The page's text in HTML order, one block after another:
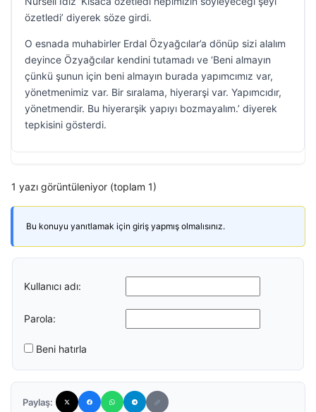
özetledi’ diyerek söze girdi.
O esnada muhabirler Erdal Özyağcılar’a dönüp sizi alalım
deyince Özyağcılar kendini tutamadı ve ‘Beni almayın
çünkü şunun için beni almayın burada yapımcımız var,
yönetmenimiz var. Bir sıralama, hiyerarşi var. Yapımcıdır,
yönetmendir. Bu hiyerarşik yapıyı bozmayalım.’ diyerek
tepkisini gösterdi.
1 yazı görüntüleniyor (toplam 1)
Bu konuyu yanıtlamak için giriş yapmış olmalısınız.
Kullanıcı adı:
Parola:
Beni hatırla
Paylaş: